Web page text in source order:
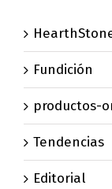
Fundición
productos-
Tendencias
Editorial